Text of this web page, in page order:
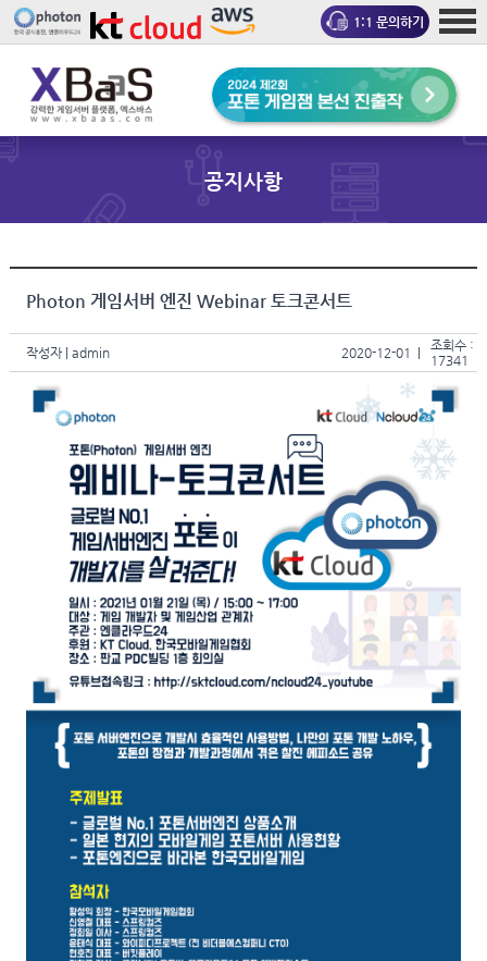
1:1 문의하기
공지사항
Photon 게임서버 엔진 Webinar 토크콘서트
작성자| admin 2020-12-01 | 조회수 :
17341